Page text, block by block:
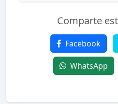
Comparte
Facebook
WhatsApp